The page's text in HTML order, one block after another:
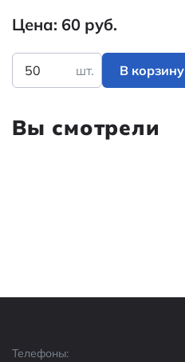
Цена: 60 руб.
шт. В корзину
Вы смотрели
Телефоны: